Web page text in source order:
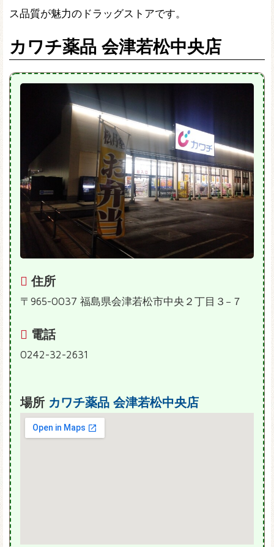
ス品質が魅力のドラッグストアです。
カワチ薬品 会津若松中央店
住所
〒965-0037 福島県会津若松市中央２丁目３−７
電話
0242-32-2631
場所 カワチ薬品 会津若松中央店